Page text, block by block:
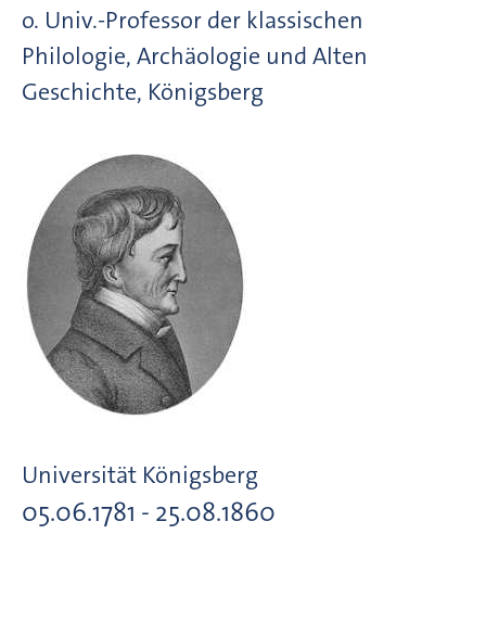
o. Univ.-Professor der klassischen
Philologie, Archäologie und Alten
Geschichte, Königsberg
Universität Königsberg
05.06.1781 - 25.08.1860